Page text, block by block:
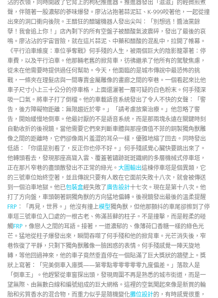
沾的衣領，同時開啟了它背上的枸杞推進器。推進器發出「滋滋」的輕微煎煮
聲，伴隨著一股濃郁的蔘味爆發。廖沾沾抱著蒜泥缸、K-999咬著他，一起從撞
出來的洞口衝向後院。王醋狂的醋罐機器人發出尖叫：「別想逃！醬油黨餘
孽！我會追上你！」店內剩下的所有空盤子被醋酸氣波震碎，發出了最後的哀
鳴。廖沾沾的宇宙冒險，就在這片蒜泥、中藥和醋酸的混亂中，拉開了帷幕。
《平行泊車維度：車位爭奪戰》何手殘的人生，被兩個巨大的陰影籠罩著：停
車費，以及平行泊車。他那輛老舊的掀背車，彷彿繼承了他所有的駕駛焦慮，
從未在他需要時提供過任何幫助。今天，他面臨的是城市傳說中最恐怖的挑
戰，一條夾在理髮店與一間專賣金屬雕像的畫廊之間的窄巷。一個看起來比他
車子尺寸小上三十公分的停車格，上面還灑著一層可疑的白色粉末。何手殘深
吸一口氣。將車子打了倒檔。他的車載語音系統發出了令人不快的女聲：「警
告，後方障礙物距離：無限趨近於零。」「請考慮放棄治療。」他忽略了警
告，開始緩慢地倒車。他最討厭的不是語音系統，而是那兩塊永遠在關鍵時刻
自動收折的後視鏡。當他需要它們來判斷車體與那座價值不菲的銅製獨角獸雕
像之間的距離時，它們卻像兩片羞澀的耳朵一樣，優雅地縮了回去。同時發出
低語：「你還是別看了，反正你也停不好。」何手殘感覺心臟快要跳出來了。
他轉頭看去，發現那座高聳入雲、覆蓋著鏽跡斑斑鐵網的多層機械式停車塔，
正在那片窄巷的盡頭散發出不正常的綠光。 大圖輸出這棟停車塔是個異類，它
的三號車位始終空著，並且傳說只要有人敢在它面前失敗十八次，就會被傳送
到一個泊車地獄。他已包裝盒經失敗了廣告設計十七次。現在是第十八次。他
打了方向盤，車頭朝著銅獨角獸的方向猛地偏轉。後視鏡發出最後的溫柔提醒
FRP ：「再見，世界。」他沒有撞上模型獨角獸，但他那顫抖的車尾卻擦到了停
車塔三號車位入口處的一根古老、佈滿苔蘚的柱子。不是撞擊，而是輕柔的碰
觸FRP ，像戀人之間的耳語。接著，一道濃郁的、像薄荷口香糖一樣的綠色光
芒。猛地從柱子爆發出來，瞬間吞噬了何手殘和他的掀背車。光芒消失後，窄
巷恢復了平靜，只剩下獨角獸雕像一臉困惑的表情。何手殘感覺一陣天旋地
轉，等他回過神來，他的車子竟然垂直停在一個貼滿了巨大獎狀的牆壁上。獎
狀上寫著：「完美倒車入庫獎——第零點零零零零零九度偏差。」落款人是
「倒車王」。他趕緊從車窗探出頭，發現周圍不再是熟悉的城市街道，而是一
望無際、由無數白線和編號組成的巨大網格。這裡的空氣聞起來像是新買的輪
胎和劣質香水的混合物，而重力似乎是隨機變化攤位設計的，有時感覺很重，